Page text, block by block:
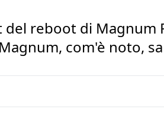
reboot di Magnum
com'è noto,